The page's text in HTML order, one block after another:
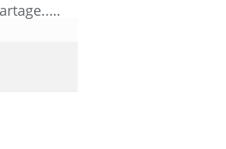
découvrez mes aquarelles, mes tutoriels, mes coups de coeur lecture et artistes et autres envies de partage....Céline Castaingt-T.